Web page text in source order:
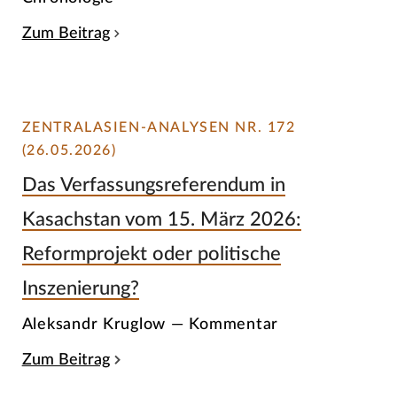
Zum Beitrag
ZENTRALASIEN-ANALYSEN NR. 172
(26.05.2026)
Das Verfassungsreferendum in
Kasachstan vom 15. März 2026:
Reformprojekt oder politische
Inszenierung?
Aleksandr Kruglow — Kommentar
Zum Beitrag